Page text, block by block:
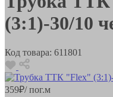
(3:1)-30/10
Код товара: 611801
359₽/ пог.м